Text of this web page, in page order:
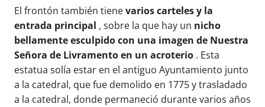
El frontón también tienevarios carteles y la
entrada principal , sobre la que hay un nicho
bellamente esculpido con una imagen de Nuestra
Señora de Livramento en un acroterio . Esta
estatua solía estar en el antiguo Ayuntamiento junto
a la catedral, que fue demolido en 1775 y trasladado
a la catedral, donde permaneció durante varios años